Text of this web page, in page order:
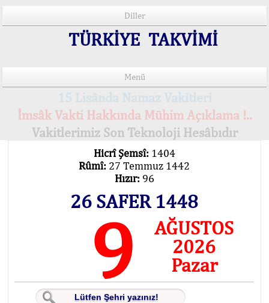
Diller
TÜRKİYE TAKVİMİ
Menü
İmsâk Vakti Hakkında Mühim Açıklama !..
Vakitlerimiz Son Teknoloji Hesâbıdır
Hicrî Şemsî: 1404
Rûmî: 27 Temmuz 1442
Hızır: 96
26 SAFER 1448
9
AĞUSTOS
2026
Pazar